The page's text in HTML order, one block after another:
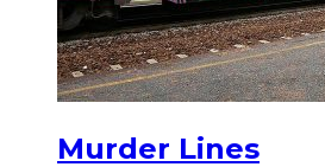
Murder Lines